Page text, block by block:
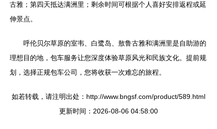
古雅；第四天抵达满洲里；剩余时间可根据个人喜好安排返程或延
伸景点。
呼伦贝尔草原的室韦、白鹭岛、敖鲁古雅和满洲里是自助游的
理想目的地，包车服务让您深度体验草原风光和民族文化。提前规
划，选择正规包车公司，您将收获一次难忘的旅程。
如若转载，请注明出处：http://www.bngsf.com/product/589.html
更新时间：2026-08-06 04:58:00